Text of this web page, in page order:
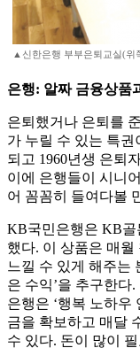
▲신한은행 부부은퇴교실(위
은행: 알짜 금융상품
은퇴했거나 은퇴를
가 누릴 수 있는 특권
되고 1960년생 은퇴
이에 은행들이 시니
어 꼼꼼히 들여다볼
KB국민은행은 KB골
했다. 이 상품은 매
느낄 수 있게 해주는
은 수익’을 추구한
은행은 ‘행복 노하우
금을 확보하고 매달
수 있다. 돈이 많이